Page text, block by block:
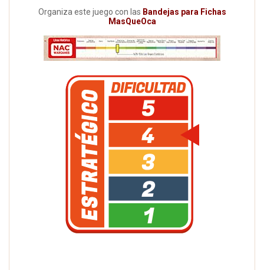
Organiza este juego con las Bandejas para Fichas
MasQueOca